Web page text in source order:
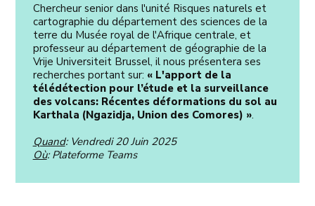
Chercheur senior dans l'unité Risques naturels et
cartographie du département des sciences de la
terre du Musée royal de l'Afrique centrale, et
professeur au département de géographie de la
Vrije Universiteit Brussel, il nous présentera ses
recherches portant sur: « L'apport de la
télédétection pour l’étude et la surveillance
des volcans: Récentes déformations du sol au
Karthala (Ngazidja, Union des Comores) ».
Quand: Vendredi 20 Juin 2025
Où: Plateforme Teams